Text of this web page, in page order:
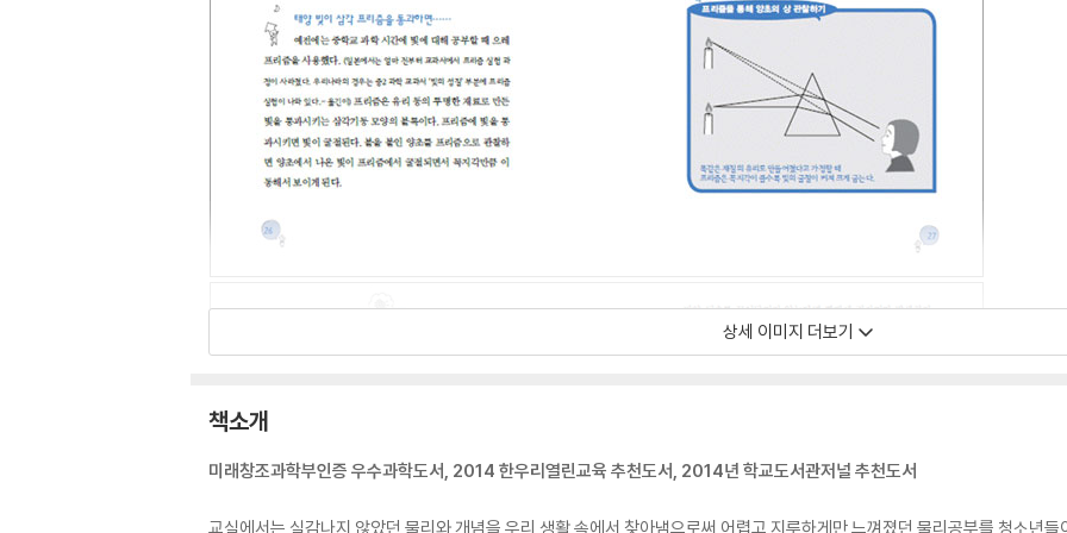
상세 이미지 더보기
책소개
미래창조과학부인증 우수과학도서, 2014 한우리열린교육 추천도서, 2014년 학교도서관저널 추천도서
교실에서는 실감나지 않았던 물리와 개념을 우리 생활 속에서 찾아냄으로써 어렵고 지루하게만 느껴졌던 물리공부를 청소년